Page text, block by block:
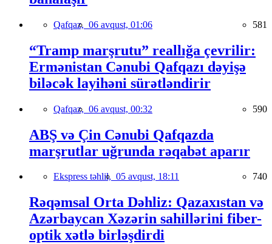
Qafqaz, 06 avqust, 01:06 581
“Tramp marşrutu” reallığa çevrilir:
Ermənistan Cənubi Qafqazı dəyişə
biləcək layihəni sürətləndirir
Qafqaz, 06 avqust, 00:32 590
ABŞ və Çin Cənubi Qafqazda
marşrutlar uğrunda rəqabət aparır
Ekspress təhlil, 05 avqust, 18:11 740
Rəqəmsal Orta Dəhliz: Qazaxıstan və
Azərbaycan Xəzərin sahillərini fiber-
optik xətlə birləşdirdi